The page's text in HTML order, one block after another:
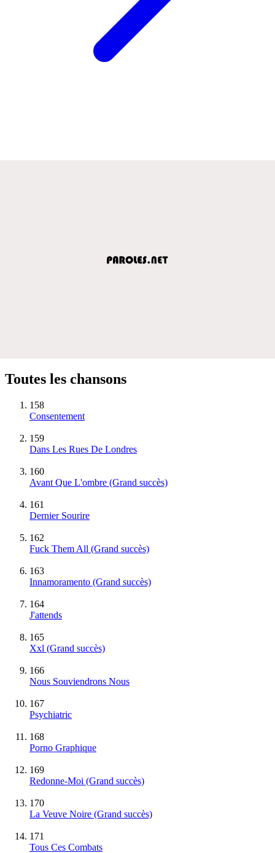
Toutes les chansons
158
Consentement
159
Dans Les Rues De Londres
160
Avant Que L'ombre (Grand succès)
161
Dernier Sourire
162
Fuck Them All (Grand succès)
163
Innamoramento (Grand succès)
164
J'attends
165
Xxl (Grand succès)
166
Nous Souviendrons Nous
167
Psychiatric
168
Porno Graphique
169
Redonne-Moi (Grand succès)
170
La Veuve Noire (Grand succès)
171
Tous Ces Combats